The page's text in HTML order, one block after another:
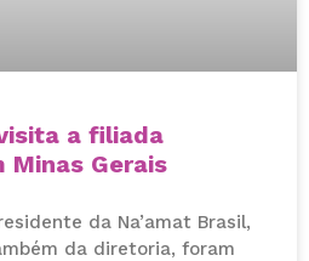
a filiada
Minas Gerais
da Na’amat Brasil,
da diretoria, foram